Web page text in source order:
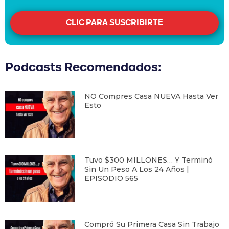
CLIC PARA SUSCRIBIRTE
Podcasts Recomendados:
NO Compres Casa NUEVA Hasta Ver
Esto
Tuvo $300 MILLONES… Y Terminó
Sin Un Peso A Los 24 Años |
EPISODIO 565
Compró Su Primera Casa Sin Trabajo